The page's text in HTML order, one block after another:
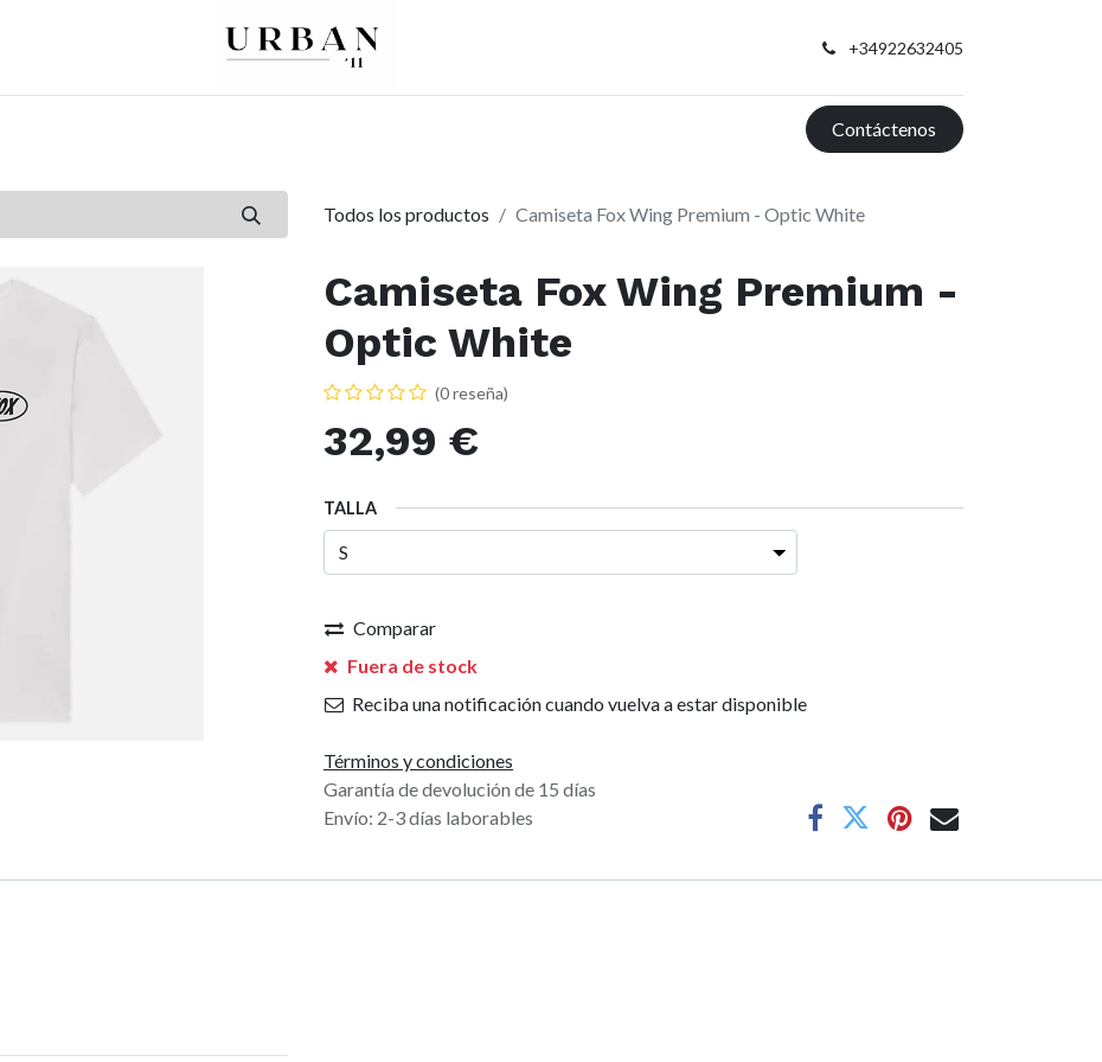
+34922632405
Contáctenos
Todos los productos Camiseta Fox Wing Premium - Optic White
Camiseta Fox Wing Premium -
Optic White
(0 reseña)
32,99 €
TALLA
Comparar
Fuera de stock
Reciba una notificación cuando vuelva a estar disponible
Términos y condiciones
Garantía de devolución de 15 días
Envío: 2-3 días laborables